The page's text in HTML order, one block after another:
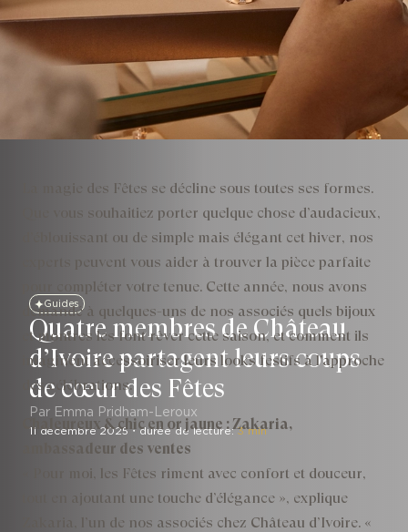
Guides
Quatre membres de Château
d’Ivoire partagent leurs coups
de cœur des Fêtes
Par Emma Pridham-Leroux
11 décembre 2025・ durée de lecture:3 min
La magie des Fêtes se décline sous toutes ses formes.
Que vous souhaitiez porter quelque chose d’audacieux,
d’éblouissant ou de simple mais élégant cet hiver, nos
experts peuvent vous aider à trouver la pièce parfaite
pour compléter votre tenue. Cette année, nous avons
demandé à quelques-uns de nos associés quels bijoux
et montres les font rêver cette saison, et comment ils
imaginent accessoiriser leurs looks festifs à l'approche
des célébrations.
Chaleureux & chic en or jaune : Zakaria,
ambassadeur des ventes
« Pour moi, les Fêtes riment avec confort et douceur,
tout en ajoutant une touche d’élégance », explique
Zakaria, l’un de nos associés chez Château d’Ivoire. «